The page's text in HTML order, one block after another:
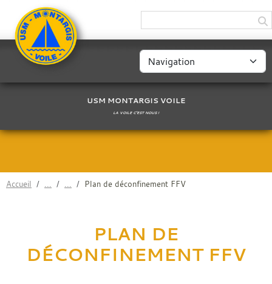
USM MONTARGIS VOILE
LA VOILE C'EST NOUS !
Accueil Plan de déconfinement FFV
PLAN DE
DÉCONFINEMENT FFV
Panneau de gestion des cookies